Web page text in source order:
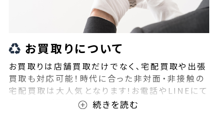
お買取りについて
お買取りは店舗買取だけでなく、宅配買取や出張
買取も対応可能！時代に合った非対面・非接触の
宅配買取は大人気となります!お電話やLINEにて
事前査定が可能となっております！また無料の宅